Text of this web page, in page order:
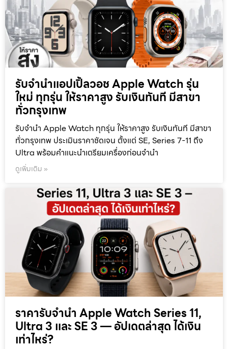
รับจำนำแอปเปิ้ลวอช Apple Watch รุ่น
ใหม่ ทุกรุ่น ให้ราคาสูง รับเงินทันที มีสาขา
ทั่วกรุงเทพ
รับจำนำ Apple Watch ทุกรุ่น ให้ราคาสูง รับเงินทันที มีสาขา
ทั่วกรุงเทพ ประเมินราคาชัดเจน ตั้งแต่ SE, Series 7-11 ถึง
Ultra พร้อมคำแนะนำเตรียมเครื่องก่อนจำนำ
ดูเพิ่มเติม »
ราคารับจำนำ Apple Watch Series 11,
Ultra 3 และ SE 3 — อัปเดตล่าสุด ได้เงิน
เท่าไหร่?